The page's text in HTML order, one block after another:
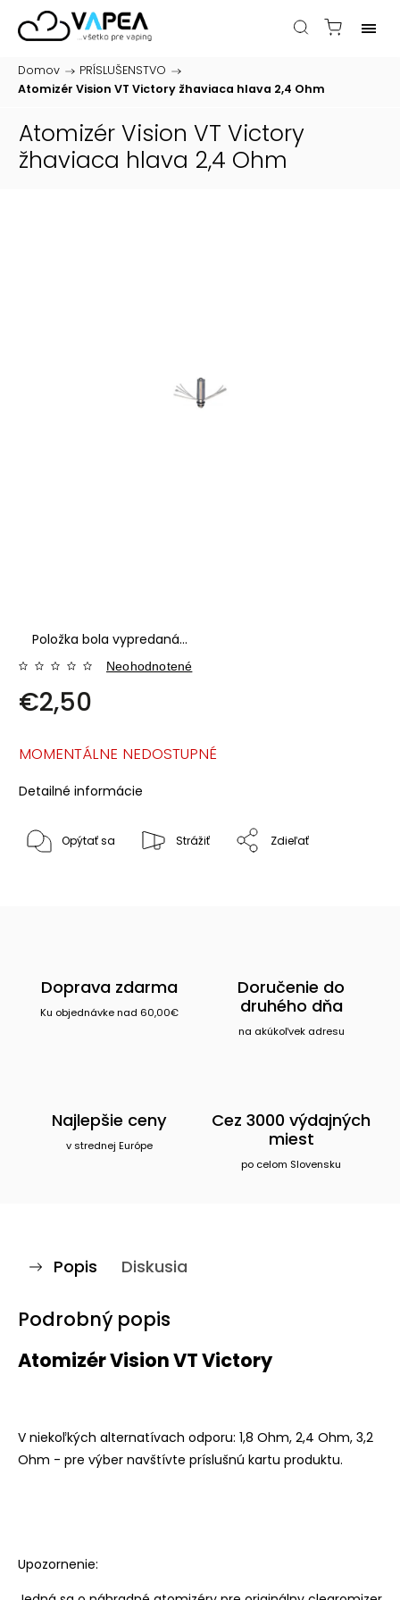
Domov / PRÍSLUŠENSTVO /
Atomizér Vision VT Victory žhaviaca hlava 2,4 Ohm
Atomizér Vision VT Victory
žhaviaca hlava 2,4 Ohm
Položka bola vypredaná…
Neohodnotené
€2,50
MOMENTÁLNE NEDOSTUPNÉ
Detailné informácie
Opýtať sa Strážiť Zdieľať
Doprava zdarma
Ku objednávke nad 60,00€
Doručenie do
druhého dňa
na akúkoľvek adresu
Najlepšie ceny
v strednej Európe
Cez 3000 výdajných
miest
po celom Slovensku
Popis Diskusia
Podrobný popis
Atomizér Vision VT Victory
V niekoľkých alternatívach odporu: 1,8 Ohm, 2,4 Ohm, 3,2
Ohm - pre výber navštívte príslušnú kartu produktu.
Upozornenie: